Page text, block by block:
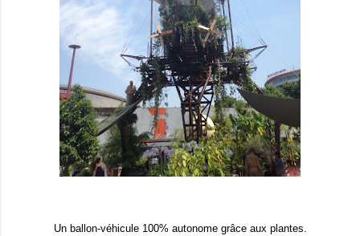
Un ballon-véhicule 100% autonome grâce aux plantes.